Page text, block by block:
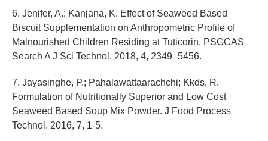
6. Jenifer, A.; Kanjana, K. Effect of Seaweed Based
Biscuit Supplementation on Anthropometric Profile of
Malnourished Children Residing at Tuticorin. PSGCAS
Search A J Sci Technol. 2018, 4, 2349–5456.
7. Jayasinghe, P.; Pahalawattaarachchi; Kkds, R.
Formulation of Nutritionally Superior and Low Cost
Seaweed Based Soup Mix Powder. J Food Process
Technol. 2016, 7, 1-5.